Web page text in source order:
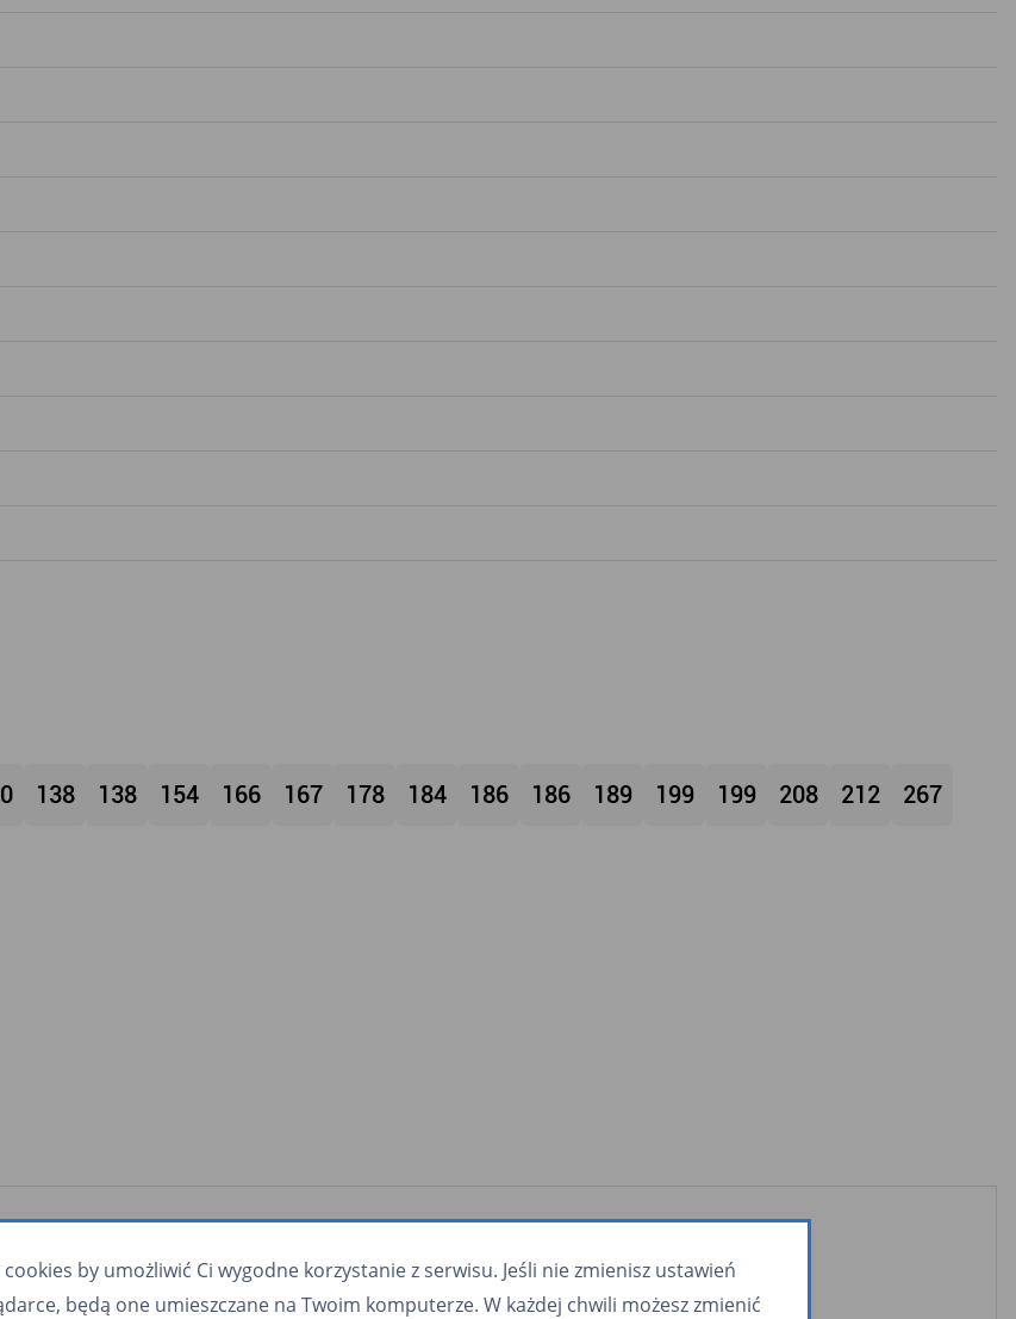
138 138 154 166 167 178 184 186 186 189 199 199 208 212 267
by umożliwić Ci wygodne korzystanie z serwisu. Jeśli nie zmienisz ustawień
będą one umieszczane na Twoim komputerze. W każdej chwili możesz zmienić